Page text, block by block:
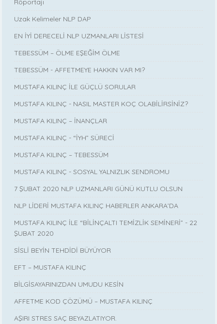
Röportajı
Uzak Kelimeler NLP DAP
EN İYİ DERECELİ NLP UZMANLARI LİSTESİ
TEBESSÜM – ÖLME EŞEĞİM ÖLME
TEBESSÜM - AFFETMEYE HAKKIN VAR MI?
MUSTAFA KILINÇ İLE GÜÇLÜ SORULAR
MUSTAFA KILINÇ - NASIL MASTER KOÇ OLABİLİRSİNİZ?
MUSTAFA KILINÇ – İNANÇLAR
MUSTAFA KILINÇ - “İYH” SÜRECİ
MUSTAFA KILINÇ – TEBESSÜM
MUSTAFA KILINÇ - SOSYAL YALNIZLIK SENDROMU
7 ŞUBAT 2020 NLP UZMANLARI GÜNÜ KUTLU OLSUN
NLP LİDERİ MUSTAFA KILINÇ HABERLER ANKARA’DA
MUSTAFA KILINÇ İLE “BİLİNÇALTI TEMİZLİK SEMİNERİ” - 22
ŞUBAT 2020
SİSLİ BEYİN TEHDİDİ BÜYÜYOR
EFT – MUSTAFA KILINÇ
BİLGİSAYARINIZDAN UMUDU KESİN
AFFETME KOD ÇÖZÜMÜ – MUSTAFA KILINÇ
AŞIRI STRES SAÇ BEYAZLATIYOR.